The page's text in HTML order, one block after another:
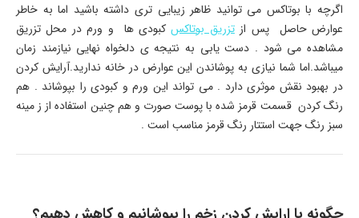
اگرچه با بوتاکس می توانید ظاهر زیبایی تری داشته باشید اما به خاطر
عوارض حاصل پس ازتزریق بوتاکسکبودی ها و ورم در محل تزریق
مشاهده می شود . دست یابی به نتیجه ی دلخواه نهایی نیازمند زمان
میباشد.اما شما نیازی به پوشاندن این عوارض در خانه ندارید.آرایش کردن
در بهبود نقش موثری دارد . می تواند این ورم و کبودی را بپوشاند . هم
رنگ کردن قسمت قرمز شده با پوست صورت و هم چنین استفاده از ز مینه
سبز رنگ جهت استتار رنگ قرمز مناسب است .